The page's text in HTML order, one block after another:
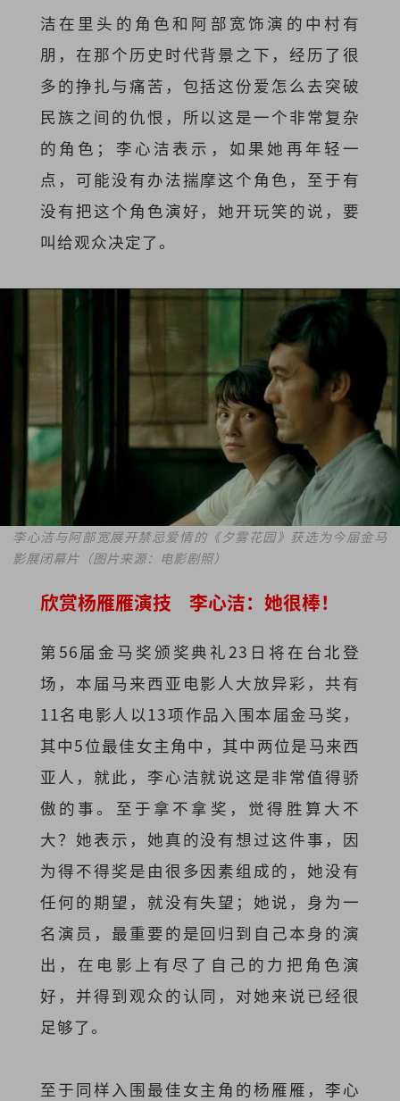
洁在里头的角色和阿部宽饰演的中村有
朋，在那个历史时代背景之下，经历了很
多的挣扎与痛苦，包括这份爱怎么去突破
民族之间的仇恨，所以这是一个非常复杂
的角色；李心洁表示，如果她再年轻一
点，可能没有办法揣摩这个角色，至于有
没有把这个角色演好，她开玩笑的说，要
叫给观众决定了。
李心洁与阿部宽展开禁忌爱情的《夕雾花园》获选为今届金马
影展闭幕片（图片来源：电影剧照）
欣赏杨雁雁演技 李心洁：她很棒！
第56届金马奖颁奖典礼23日将在台北登
场，本届马来西亚电影人大放异彩，共有
11名电影人以13项作品入围本届金马奖，
其中5位最佳女主角中，其中两位是马来西
亚人，就此，李心洁就说这是非常值得骄
傲的事。至于拿不拿奖，觉得胜算大不
大？她表示，她真的没有想过这件事，因
为得不得奖是由很多因素组成的，她没有
任何的期望，就没有失望；她说，身为一
名演员，最重要的是回归到自己本身的演
出，在电影上有尽了自己的力把角色演
好，并得到观众的认同，对她来说已经很
足够了。
至于同样入围最佳女主角的杨雁雁，李心